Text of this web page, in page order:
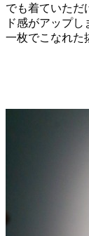
でも着ていただ
ド感がアップし
一枚でこなれた